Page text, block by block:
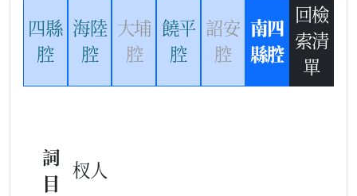
四縣
腔
海陸
腔
大埔
腔
饒平
腔
詔安
腔
南四
縣腔
回檢
索清
單
詞
目
杈人